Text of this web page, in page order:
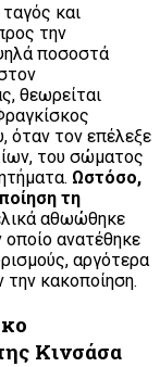
και
την
ποσοστά
θεωρείται
όταν τον επέλεξε
του σώματος
Ωστόσο,
τη
αθωώθηκε
ανατέθηκε
αργότερα
την κακοποίηση.
Κινσάσα